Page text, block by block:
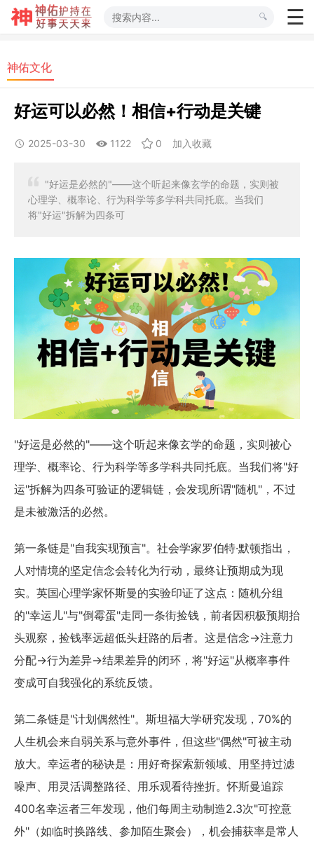
神佑文化
好运可以必然！相信+行动是关键
2025-03-30 1122 0 加入收藏
"好运是必然的"——这个听起来像玄学的命题，实则被
心理学、概率论、行为科学等多学科共同托底。当我们
将"好运"拆解为四条可
"好运是必然的"——这个听起来像玄学的命题，实则被心
理学、概率论、行为科学等多学科共同托底。当我们将"好
运"拆解为四条可验证的逻辑链，会发现所谓"随机"，不过
是未被激活的必然。
第一条链是"自我实现预言"。社会学家罗伯特·默顿指出，
人对情境的坚定信念会转化为行动，最终让预期成为现
实。英国心理学家怀斯曼的实验印证了这点：随机分组
的"幸运儿"与"倒霉蛋"走同一条街捡钱，前者因积极预期抬
头观察，捡钱率远超低头赶路的后者。这是信念→注意力
分配→行为差异→结果差异的闭环，将"好运"从概率事件
变成可自我强化的系统反馈。
第二条链是"计划偶然性"。斯坦福大学研究发现，70%的
人生机会来自弱关系与意外事件，但这些"偶然"可被主动
放大。幸运者的秘诀是：用好奇探索新领域、用坚持过滤
噪声、用灵活调整路径、用乐观看待挫折。怀斯曼追踪
400名幸运者三年发现，他们每周主动制造2.3次"可控意
外"（如临时换路线、参加陌生聚会），机会捕获率是常人